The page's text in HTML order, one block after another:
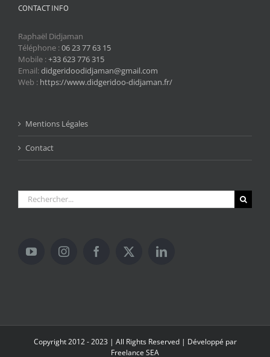
CONTACT INFO
Raphaël Didjaman
Téléphone :06 23 77 63 15
Mobile :+33 623 776 315
Email:didgeridoodidjaman@gmail.com
Web : https://www.didgeridoo-didjaman.fr/
Mentions Légales
Contact
Rechercher:
Copyright 2012 - 2023 | All Rights Reserved | Développé par
Freelance SEA